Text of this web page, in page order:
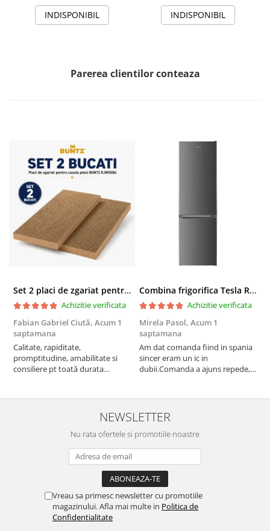
INDISPONIBIL
alb
INDISPONIBIL
Parerea clientilor conteaza
Set 2 placi de zgariat pentru casuta pisici BUNTZ KJW5086, compatibile cu casuta 59 x 28.5 x 35 cm
Achizitie verificata
Fabian Gabriel Ciută, Acum 1
saptamana
Calitate, rapiditate,
promptitudine, amabilitate si
consiliere pt toată durata
Combina frigorifica Tesla RC2600HXE, 262 l, Clasa E, Iluminare LED, dezghetare automata frigider, H 180 cm, Inox
Achizitie verificata
Mirela Pasol, Acum 1
saptamana
Am dat comanda fiind in spania
sincer eram un ic in
dubii.Comanda a ajuns repede,in
treaba,va multumesc pentru
rapiditate si
amabilitate,RECOMAND 100%
NEWSLETTER
Nu rata ofertele si promotiile noastre
Vreau sa primesc newsletter cu promotiile
magazinului. Afla mai multe in Politica de
Confidentialitate